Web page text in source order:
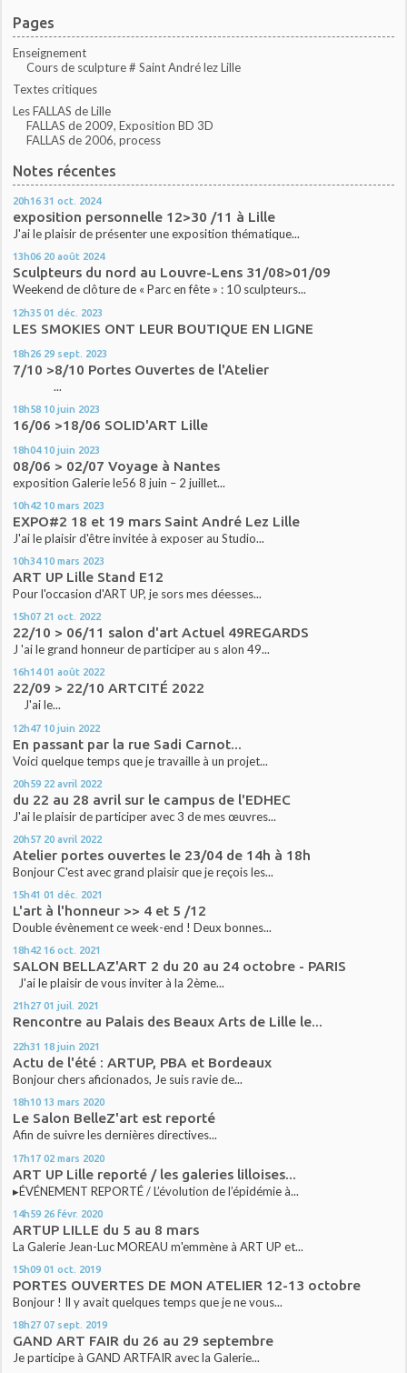
Pages
Enseignement
Cours de sculpture # Saint André lez Lille
Textes critiques
Les FALLAS de Lille
FALLAS de 2009, Exposition BD 3D
FALLAS de 2006, process
Notes récentes
20h16 31 oct. 2024
exposition personnelle 12>30 /11 à Lille
J'ai le plaisir de présenter une exposition thématique...
13h06 20 août 2024
Sculpteurs du nord au Louvre-Lens 31/08>01/09
Weekend de clôture de « Parc en fête » : 10 sculpteurs...
12h35 01 déc. 2023
LES SMOKIES ONT LEUR BOUTIQUE EN LIGNE
18h26 29 sept. 2023
7/10 >8/10 Portes Ouvertes de l'Atelier
...
18h58 10 juin 2023
16/06 >18/06 SOLID'ART Lille
18h04 10 juin 2023
08/06 > 02/07 Voyage à Nantes
exposition Galerie le56 8 juin – 2 juillet...
10h42 10 mars 2023
EXPO#2 18 et 19 mars Saint André Lez Lille
J'ai le plaisir d'être invitée à exposer au Studio...
10h34 10 mars 2023
ART UP Lille Stand E12
Pour l'occasion d'ART UP, je sors mes déesses...
15h07 21 oct. 2022
22/10 > 06/11 salon d'art Actuel 49REGARDS
J 'ai le grand honneur de participer au s alon 49...
16h14 01 août 2022
22/09 > 22/10 ARTCITÉ 2022
J'ai le...
12h47 10 juin 2022
En passant par la rue Sadi Carnot...
Voici quelque temps que je travaille à un projet...
20h59 22 avril 2022
du 22 au 28 avril sur le campus de l'EDHEC
J'ai le plaisir de participer avec 3 de mes œuvres...
20h57 20 avril 2022
Atelier portes ouvertes le 23/04 de 14h à 18h
Bonjour C'est avec grand plaisir que je reçois les...
15h41 01 déc. 2021
L'art à l'honneur >> 4 et 5 /12
Double évènement ce week-end ! Deux bonnes...
18h42 16 oct. 2021
SALON BELLAZ'ART 2 du 20 au 24 octobre - PARIS
J'ai le plaisir de vous inviter à la 2ème...
21h27 01 juil. 2021
Rencontre au Palais des Beaux Arts de Lille le...
22h31 18 juin 2021
Actu de l'été : ARTUP, PBA et Bordeaux
Bonjour chers aficionados, Je suis ravie de...
18h10 13 mars 2020
Le Salon BelleZ'art est reporté
Afin de suivre les dernières directives...
17h17 02 mars 2020
ART UP Lille reporté / les galeries lilloises...
▸ÉVÉNEMENT REPORTÉ / L’évolution de l’épidémie à...
14h59 26 févr. 2020
ARTUP LILLE du 5 au 8 mars
La Galerie Jean-Luc MOREAU m'emmène à ART UP et...
15h09 01 oct. 2019
PORTES OUVERTES DE MON ATELIER 12-13 octobre
Bonjour ! Il y avait quelques temps que je ne vous...
18h27 07 sept. 2019
GAND ART FAIR du 26 au 29 septembre
Je participe à GAND ARTFAIR avec la Galerie...